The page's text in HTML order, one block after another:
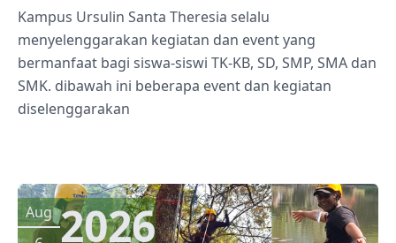
Kampus Ursulin Santa Theresia selalu
menyelenggarakan kegiatan dan event yang
bermanfaat bagi siswa-siswi TK-KB, SD, SMP, SMA dan
SMK. dibawah ini beberapa event dan kegiatan
diselenggarakan
Aug 2026